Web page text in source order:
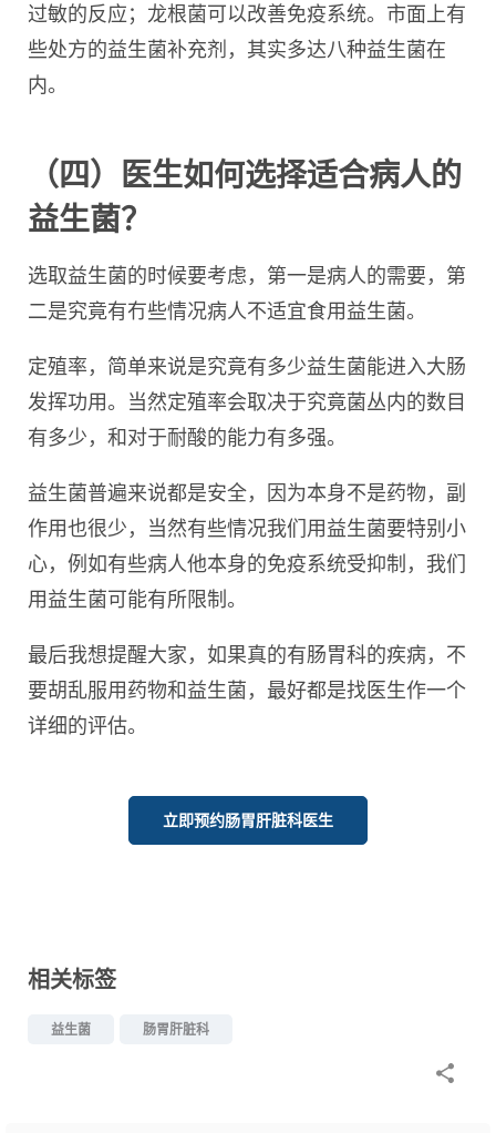
过敏的反应；龙根菌可以改善免疫系统。市面上有
些处方的益生菌补充剂，其实多达八种益生菌在
内。
（四）医生如何选择适合病人的
益生菌？
选取益生菌的时候要考虑，第一是病人的需要，第
二是究竟有冇些情况病人不适宜食用益生菌。
定殖率，简单来说是究竟有多少益生菌能进入大肠
发挥功用。当然定殖率会取决于究竟菌丛内的数目
有多少，和对于耐酸的能力有多强。
益生菌普遍来说都是安全，因为本身不是药物，副
作用也很少，当然有些情况我们用益生菌要特别小
心，例如有些病人他本身的免疫系统受抑制，我们
用益生菌可能有所限制。
最后我想提醒大家，如果真的有肠胃科的疾病，不
要胡乱服用药物和益生菌，最好都是找医生作一个
详细的评估。
立即预约肠胃肝脏科医生
相关标签
益生菌 肠胃肝脏科